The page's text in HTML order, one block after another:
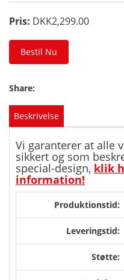
Pris: DKK2,299.00
Bestil Nu
Share:
Beskrivelse
Vi garanterer at alle
sikkert og som
special-design, klik
information!
Produktionstid:
Leveringstid:
Støtte: